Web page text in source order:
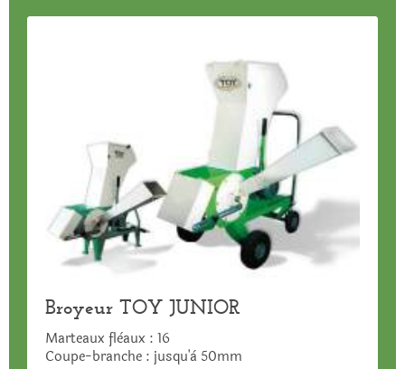
Broyeur TOY JUNIOR
Marteaux flèaux : 16
Coupe-branche : jusqu'à 50mm